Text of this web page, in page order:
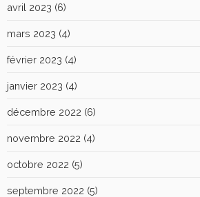
avril 2023 (6)
mars 2023 (4)
février 2023 (4)
janvier 2023 (4)
décembre 2022 (6)
novembre 2022 (4)
octobre 2022 (5)
septembre 2022 (5)